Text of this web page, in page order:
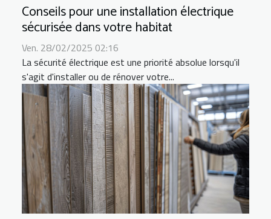
Conseils pour une installation électrique
sécurisée dans votre habitat
Ven. 28/02/2025 02:16
La sécurité électrique est une priorité absolue lorsqu'il
s'agit d'installer ou de rénover votre...